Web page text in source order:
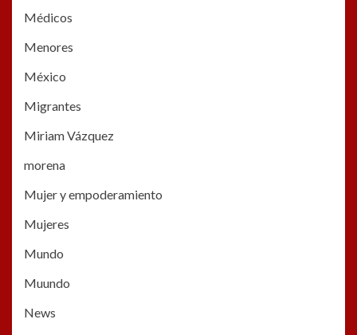
Médicos
Menores
México
Migrantes
Miriam Vázquez
morena
Mujer y empoderamiento
Mujeres
Mundo
Muundo
News